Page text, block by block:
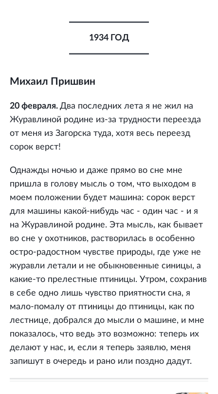
1934 ГОД
Михаил Пришвин
20 февраля. Два последних лета я не жил на
Журавлиной родине из-за трудности переезда
от меня из Загорска туда, хотя весь переезд
сорок верст!
Однажды ночью и даже прямо во сне мне
пришла в голову мысль о том, что выходом в
моем положении будет машина: сорок верст
для машины какой-нибудь час - один час - и я
на Журавлиной родине. Эта мысль, как бывает
во сне у охотников, растворилась в особенно
остро-радостном чувстве природы, где уже не
журавли летали и не обыкновенные синицы, а
какие-то прелестные птиницы. Утром, сохранив
в себе одно лишь чувство приятности сна, я
мало-помалу от птиницы до птиницы, как по
лестнице, добрался до мысли о машине, и мне
показалось, что ведь это возможно: теперь их
делают у нас, и, если я теперь заявлю, меня
запишут в очередь и рано или поздно дадут.